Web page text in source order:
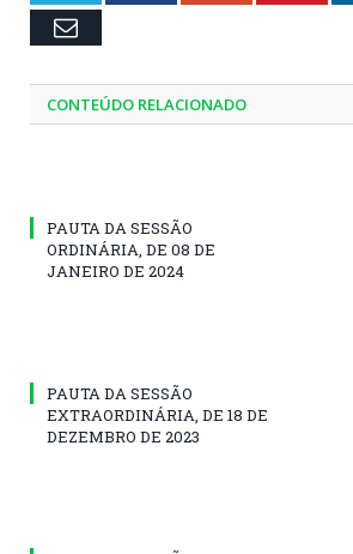
Email
CONTEÚDO RELACIONADO
PAUTA DA SESSÃO
ORDINÁRIA, DE 08 DE
JANEIRO DE 2024
PAUTA DA SESSÃO
EXTRAORDINÁRIA, DE 18 DE
DEZEMBRO DE 2023